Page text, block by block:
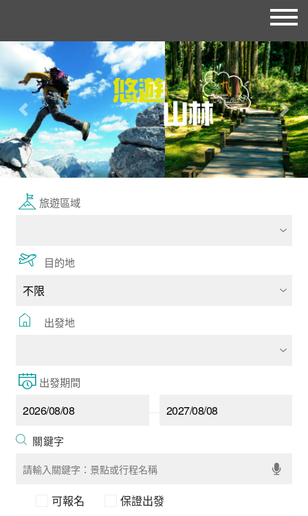
往前 往後
旅遊區域
目的地
出發地
出發期間
可報名 保證出發